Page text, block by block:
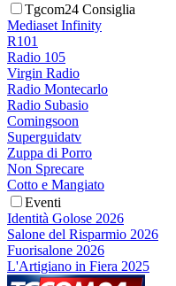
Tgcom24 Consiglia
Mediaset Infinity
R101
Radio 105
Virgin Radio
Radio Montecarlo
Radio Subasio
Comingsoon
Superguidatv
Zuppa di Porro
Non Sprecare
Cotto e Mangiato
Eventi
Identità Golose 2026
Salone del Risparmio 2026
Fuorisalone 2026
L'Artigiano in Fiera 2025